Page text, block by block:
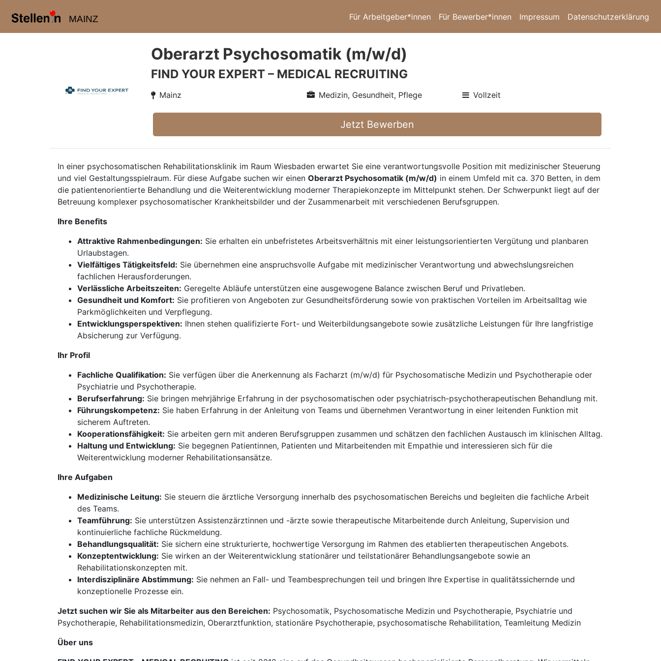
MAINZ Für Arbeitgeber*innen Für Bewerber*innen Impressum Datenschutzerklärung
Oberarzt Psychosomatik (m/w/d)
FIND YOUR EXPERT – MEDICAL RECRUITING
Mainz Medizin, Gesundheit, Pflege Vollzeit
Jetzt Bewerben
In einer psychosomatischen Rehabilitationsklinik im Raum Wiesbaden erwartet Sie eine verantwortungsvolle Position mit medizinischer Steuerung
und viel Gestaltungsspielraum. Für diese Aufgabe suchen wir einen Oberarzt Psychosomatik (m/w/d) in einem Umfeld mit ca. 370 Betten, in dem
die patientenorientierte Behandlung und die Weiterentwicklung moderner Therapiekonzepte im Mittelpunkt stehen. Der Schwerpunkt liegt auf der
Betreuung komplexer psychosomatischer Krankheitsbilder und der Zusammenarbeit mit verschiedenen Berufsgruppen.
Ihre Benefits
Attraktive Rahmenbedingungen: Sie erhalten ein unbefristetes Arbeitsverhältnis mit einer leistungsorientierten Vergütung und planbaren
Urlaubstagen.
Vielfältiges Tätigkeitsfeld: Sie übernehmen eine anspruchsvolle Aufgabe mit medizinischer Verantwortung und abwechslungsreichen
fachlichen Herausforderungen.
Verlässliche Arbeitszeiten: Geregelte Abläufe unterstützen eine ausgewogene Balance zwischen Beruf und Privatleben.
Gesundheit und Komfort: Sie profitieren von Angeboten zur Gesundheitsförderung sowie von praktischen Vorteilen im Arbeitsalltag wie
Parkmöglichkeiten und Verpflegung.
Entwicklungsperspektiven: Ihnen stehen qualifizierte Fort- und Weiterbildungsangebote sowie zusätzliche Leistungen für Ihre langfristige
Absicherung zur Verfügung.
Ihr Profil
Fachliche Qualifikation: Sie verfügen über die Anerkennung als Facharzt (m/w/d) für Psychosomatische Medizin und Psychotherapie oder
Psychiatrie und Psychotherapie.
Berufserfahrung: Sie bringen mehrjährige Erfahrung in der psychosomatischen oder psychiatrisch-psychotherapeutischen Behandlung mit.
Führungskompetenz: Sie haben Erfahrung in der Anleitung von Teams und übernehmen Verantwortung in einer leitenden Funktion mit
sicherem Auftreten.
Kooperationsfähigkeit: Sie arbeiten gern mit anderen Berufsgruppen zusammen und schätzen den fachlichen Austausch im klinischen Alltag.
Haltung und Entwicklung: Sie begegnen Patientinnen, Patienten und Mitarbeitenden mit Empathie und interessieren sich für die
Weiterentwicklung moderner Rehabilitationsansätze.
Ihre Aufgaben
Medizinische Leitung: Sie steuern die ärztliche Versorgung innerhalb des psychosomatischen Bereichs und begleiten die fachliche Arbeit
des Teams.
Teamführung: Sie unterstützen Assistenzärztinnen und -ärzte sowie therapeutische Mitarbeitende durch Anleitung, Supervision und
kontinuierliche fachliche Rückmeldung.
Behandlungsqualität: Sie sichern eine strukturierte, hochwertige Versorgung im Rahmen des etablierten therapeutischen Angebots.
Konzeptentwicklung: Sie wirken an der Weiterentwicklung stationärer und teilstationärer Behandlungsangebote sowie an
Rehabilitationskonzepten mit.
Interdisziplinäre Abstimmung: Sie nehmen an Fall- und Teambesprechungen teil und bringen Ihre Expertise in qualitätssichernde und
konzeptionelle Prozesse ein.
Jetzt suchen wir Sie als Mitarbeiter aus den Bereichen: Psychosomatik, Psychosomatische Medizin und Psychotherapie, Psychiatrie und
Psychotherapie, Rehabilitationsmedizin, Oberarztfunktion, stationäre Psychotherapie, psychosomatische Rehabilitation, Teamleitung Medizin
Über uns